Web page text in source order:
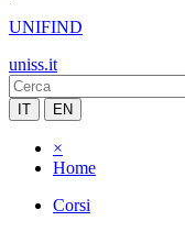
UNIFIND
uniss.it
IT EN
×
Home
Corsi